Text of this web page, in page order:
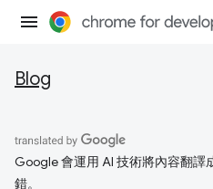
Blog
Google 會運用 AI 技術將內容翻譯
錯。